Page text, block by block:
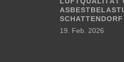
SCHATTENDORF
19. Feb. 2026